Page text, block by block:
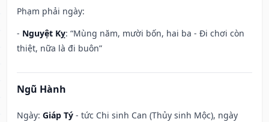
Phạm phải ngày:
- Nguyệt Kỵ: “Mùng năm, mười bốn, hai ba - Đi chơi còn
thiệt, nữa là đi buôn”
Ngũ Hành
Ngày: Giáp Tý - tức Chi sinh Can (Thủy sinh Mộc), ngày